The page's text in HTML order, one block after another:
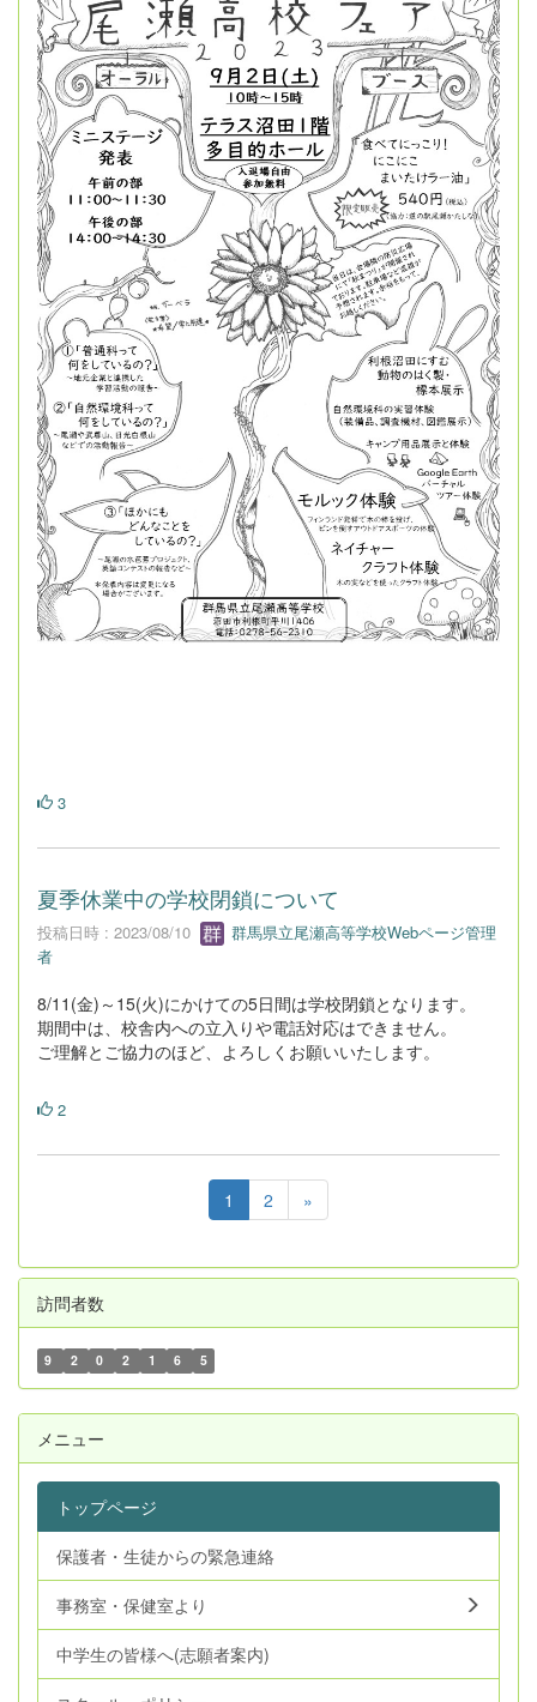
3
夏季休業中の学校閉鎖について
投稿日時 : 2023/08/10
群馬県立尾瀬高等学校Webページ管理
者
8/11(金)～15(火)にかけての5日間は学校閉鎖となります。
期間中は、校舎内への立入りや電話対応はできません。
ご理解とご協力のほど、よろしくお願いいたします。
2
1 2 »
訪問者数
9 2 0 2 1 6 5
メニュー
トップページ
保護者・生徒からの緊急連絡
事務室・保健室より
中学生の皆様へ(志願者案内)